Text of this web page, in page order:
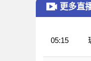
更多直
05:15